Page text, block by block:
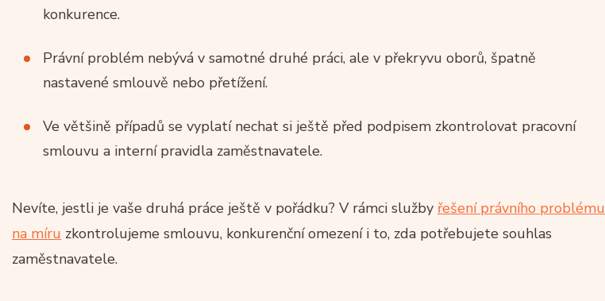
konkurence.
Právní problém nebývá v samotné druhé práci, ale v překryvu oborů, špatně
nastavené smlouvě nebo přetížení.
Ve většině případů se vyplatí nechat si ještě před podpisem zkontrolovat pracovní
smlouvu a interní pravidla zaměstnavatele.
Nevíte, jestli je vaše druhá práce ještě v pořádku? V rámci služby řešení právního problému
na míru zkontrolujeme smlouvu, konkurenční omezení i to, zda potřebujete souhlas
zaměstnavatele.